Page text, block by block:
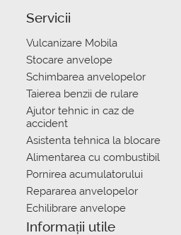
Servicii
Vulcanizare Mobila
Stocare anvelope
Schimbarea anvelopelor
Taierea benzii de rulare
Ajutor tehnic in caz de
accident
Asistenta tehnica la blocare
Alimentarea cu combustibil
Pornirea acumulatorului
Repararea anvelopelor
Echilibrare anvelope
Informații utile